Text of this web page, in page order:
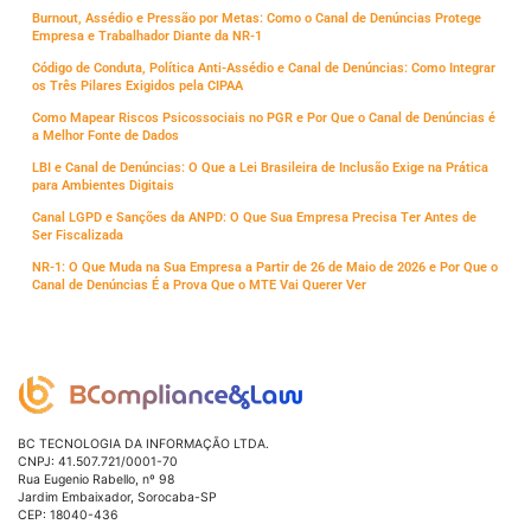
Burnout, Assédio e Pressão por Metas: Como o Canal de Denúncias Protege
Empresa e Trabalhador Diante da NR-1
Código de Conduta, Política Anti-Assédio e Canal de Denúncias: Como Integrar
os Três Pilares Exigidos pela CIPAA
Como Mapear Riscos Psicossociais no PGR e Por Que o Canal de Denúncias é
a Melhor Fonte de Dados
LBI e Canal de Denúncias: O Que a Lei Brasileira de Inclusão Exige na Prática
para Ambientes Digitais
Canal LGPD e Sanções da ANPD: O Que Sua Empresa Precisa Ter Antes de
Ser Fiscalizada
NR-1: O Que Muda na Sua Empresa a Partir de 26 de Maio de 2026 e Por Que o
Canal de Denúncias É a Prova Que o MTE Vai Querer Ver
BC TECNOLOGIA DA INFORMAÇÃO LTDA.
CNPJ: 41.507.721/0001-70
Rua Eugenio Rabello, nº 98
Jardim Embaixador, Sorocaba-SP
CEP: 18040-436